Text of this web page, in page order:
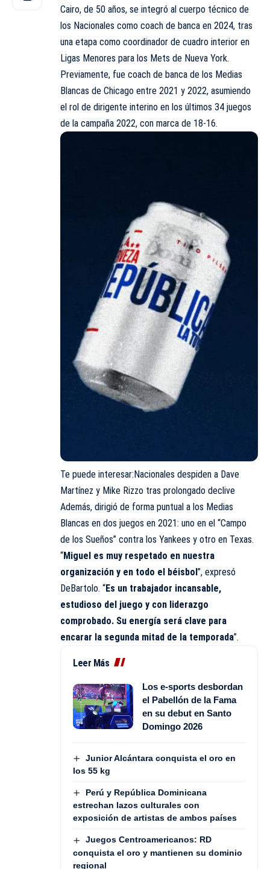
Cairo, de 50 años, se integró al cuerpo técnico de
los Nacionales como coach de banca en 2024, tras
una etapa como coordinador de cuadro interior en
Ligas Menores para los Mets de Nueva York.
Previamente, fue coach de banca de los Medias
Blancas de Chicago entre 2021 y 2022, asumiendo
el rol de dirigente interino en los últimos 34 juegos
de la campaña 2022, con marca de 18-16.
Te puede interesar:Nacionales despiden a Dave
Martínez y Mike Rizzo tras prolongado declive
Además, dirigió de forma puntual a los Medias
Blancas en dos juegos en 2021: uno en el “Campo
de los Sueños” contra los Yankees y otro en Texas.
“Miguel es muy respetado en nuestra
organización y en todo el béisbol”, expresó
DeBartolo. “Es un trabajador incansable,
estudioso del juego y con liderazgo
comprobado. Su energía será clave para
encarar la segunda mitad de la temporada”.
Leer Más
Los e-sports desbordan
el Pabellón de la Fama
en su debut en Santo
Domingo 2026
Junior Alcántara conquista el oro en
los 55 kg
Perú y República Dominicana
estrechan lazos culturales con
exposición de artistas de ambos países
Juegos Centroamericanos: RD
conquista el oro y mantienen su dominio
regional